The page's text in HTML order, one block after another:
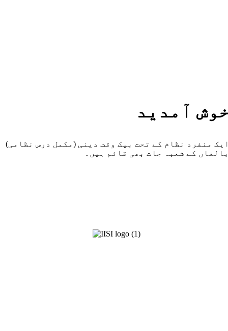
آمدید
کالج ہے جہاں ایک منفرد نظام کے تحت بیک وقت دینی (مکمل درس نظامی)
کے شعبہ جات بھی قائم ہیں۔